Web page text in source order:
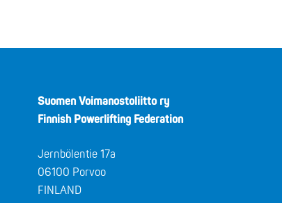
Suomen Voimanostoliitto ry
Finnish Powerlifting Federation
Jernbölentie 17a
06100 Porvoo
FINLAND